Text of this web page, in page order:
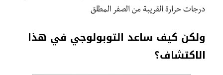
درجات حرارة القريبة من الصفر المطلق
ولكن كيف ساعد التوبولوجي في هذا
الاكتشاف؟